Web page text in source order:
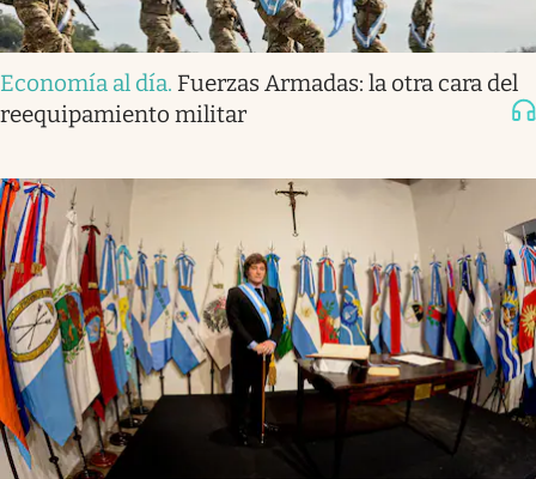
Economía al día. Fuerzas Armadas: la otra cara del
reequipamiento militar